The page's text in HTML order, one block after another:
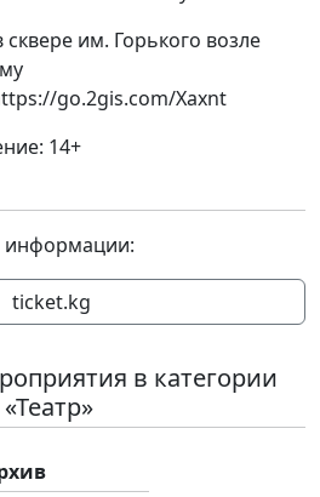
сквере им. Горького возле
go.2gis.com/Xaxnt
14+
информации:
ticket.kg
в категории
«Театр»